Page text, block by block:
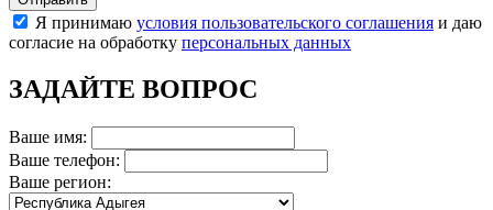
Я принимаю условия пользовательского соглашения и даю
согласие на обработку персональных данных
ЗАДАЙТЕ ВОПРОС
Ваше имя:
Ваше телефон:
Ваше регион: